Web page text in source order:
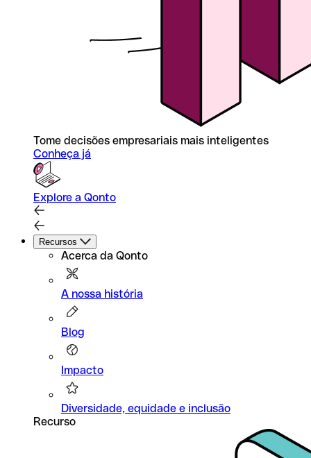
Tome decisões empresariais mais inteligentes
Conheça já
Explore a Qonto
Recursos
Acerca da Qonto
A nossa história
Blog
Impacto
Diversidade, equidade e inclusão
Recurso